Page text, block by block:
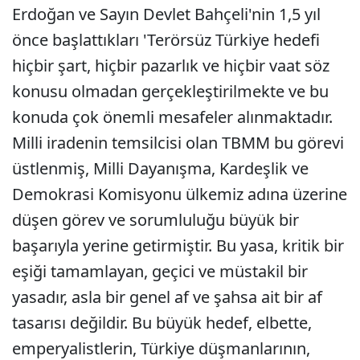
Erdoğan ve Sayın Devlet Bahçeli'nin 1,5 yıl
önce başlattıkları 'Terörsüz Türkiye hedefi
hiçbir şart, hiçbir pazarlık ve hiçbir vaat söz
konusu olmadan gerçekleştirilmekte ve bu
konuda çok önemli mesafeler alınmaktadır.
Milli iradenin temsilcisi olan TBMM bu görevi
üstlenmiş, Milli Dayanışma, Kardeşlik ve
Demokrasi Komisyonu ülkemiz adına üzerine
düşen görev ve sorumluluğu büyük bir
başarıyla yerine getirmiştir. Bu yasa, kritik bir
eşiği tamamlayan, geçici ve müstakil bir
yasadır, asla bir genel af ve şahsa ait bir af
tasarısı değildir. Bu büyük hedef, elbette,
emperyalistlerin, Türkiye düşmanlarının,